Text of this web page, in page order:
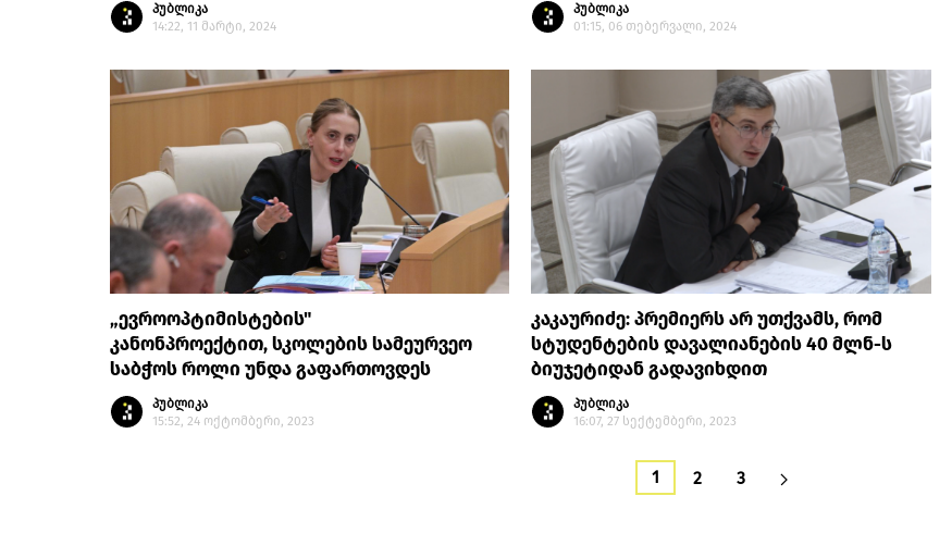
პუბლიკა
14:22, 11 მარტი, 2024
პუბლიკა
01:15, 06 თებერვალი, 2024
„ევროოპტიმისტების"
კანონპროექტით, სკოლების სამეურვეო
საბჭოს როლი უნდა გაფართოვდეს
პუბლიკა
15:52, 24 ოქტომბერი, 2023
კაკაურიძე: პრემიერს არ უთქვამს, რომ
სტუდენტების დავალიანების 40 მლნ-ს
ბიუჯეტიდან გადავიხდით
პუბლიკა
16:07, 27 სექტემბერი, 2023
1 2 3